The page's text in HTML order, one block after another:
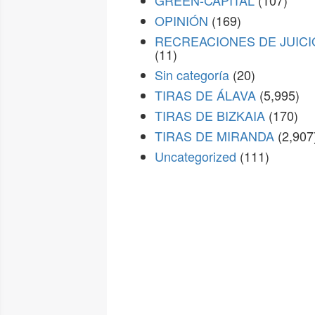
OPINIÓN (169)
RECREACIONES DE
(11)
Sin categoría (20)
TIRAS DE ÁLAVA (5,995)
TIRAS DE BIZKAIA (170)
TIRAS DE MIRANDA
Uncategorized (111)